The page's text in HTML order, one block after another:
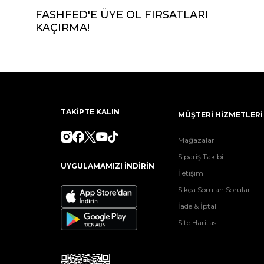
FASHFED'E ÜYE OL FIRSATLARI
KAÇIRMA!
TAKİPTE KALIN
UYGULAMAMIZI İNDİRİN
MÜŞTERİ HİZMETLERİ
Mağazalar
Sipariş Takibi
İletişim
Sıkça Sorulan Sorular
İade & İptal
Site Haritası